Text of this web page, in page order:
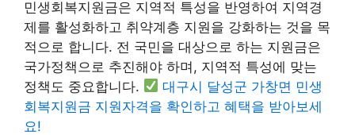
민생회복지원금은 지역적 특성을 반영하여 지역경
제를 활성화하고 취약계층 지원을 강화하는 것을 목
적으로 합니다. 전 국민을 대상으로 하는 지원금은
국가정책으로 추진해야 하며, 지역적 특성에 맞는
정책도 중요합니다.
대구시 달성군 가창면 민생
회복지원금 지원자격을 확인하고 혜택을 받아보세
요!